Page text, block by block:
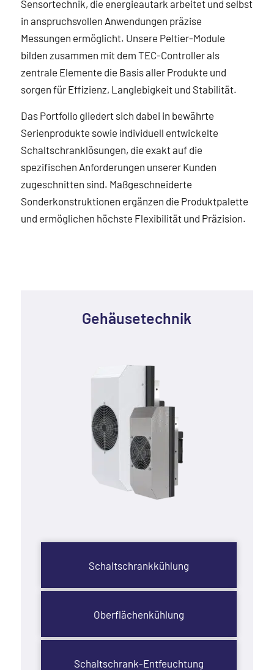
Sensortechnik, die energieautark arbeitet und selbst
in anspruchsvollen Anwendungen präzise
Messungen ermöglicht. Unsere Peltier-Module
bilden zusammen mit dem TEC-Controller als
zentrale Elemente die Basis aller Produkte und
sorgen für Effizienz, Langlebigkeit und Stabilität.
Das Portfolio gliedert sich dabei in bewährte
Serienprodukte sowie individuell entwickelte
Schaltschranklösungen, die exakt auf die
spezifischen Anforderungen unserer Kunden
zugeschnitten sind. Maßgeschneiderte
Sonderkonstruktionen ergänzen die Produktpalette
und ermöglichen höchste Flexibilität und Präzision.
Gehäusetechnik
Schaltschrankkühlung
Oberflächenkühlung
Schaltschrank-Entfeuchtung